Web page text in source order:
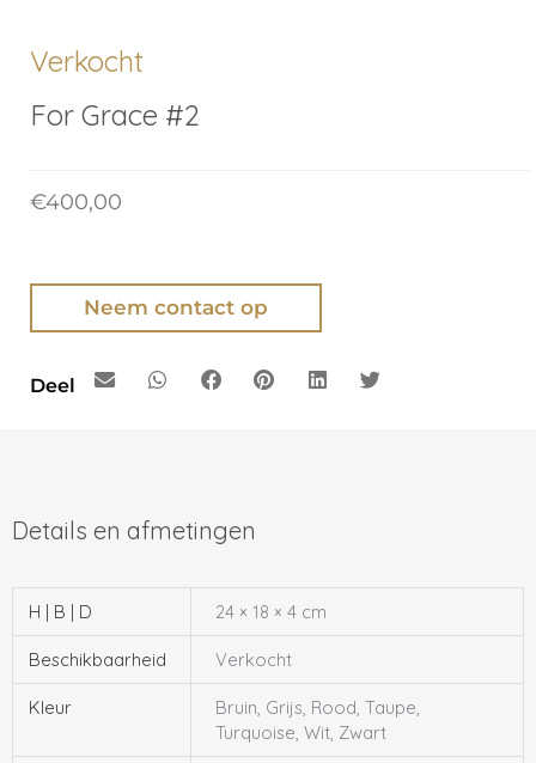
Verkocht
For Grace #2
€400,00
Neem contact op
Deel
H | B | D 24 × 18 × 4 cm
Beschikbaarheid Verkocht
Kleur
Bruin, Grijs, Rood, Taupe,
Turquoise, Wit, Zwart